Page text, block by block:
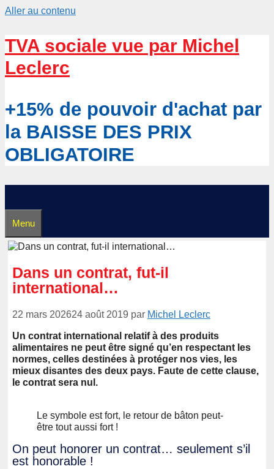
Aller au contenu
TVA sociale vue par Michel
Leclerc
+15% de pouvoir d'achat par
la BAISSE DES PRIX
OBLIGATOIRE
Menu
Dans un contrat, fut-il
international…
22 mars 202624 août 2019 par Michel Leclerc
Un contrat international relatif à des produits
alimentaires ne peut être signé qu’en respectant les
normes, celles destinées à protéger nos vies, les
mieux disantes des deux pays. Faute de cette clause,
le contrat sera nul.
Le symbole est fort, le retour de bâton peut-
être tout aussi fort !
On peut honorer un contrat… seulement s’il
est honorable !